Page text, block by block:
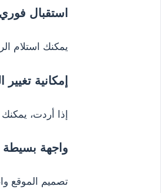
استقبال
يمكنك استلام
إمكانية
إذا أردت،
واجهة
تصميم الموقع